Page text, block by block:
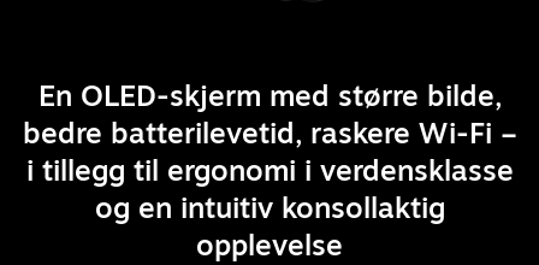
En OLED-skjerm med større bilde,
bedre batterilevetid, raskere Wi-Fi –
i tillegg til ergonomi i verdensklasse
og en intuitiv konsollaktig
opplevelse